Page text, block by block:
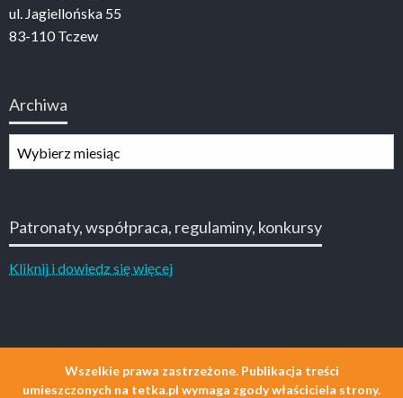
ul. Jagiellońska 55
83-110 Tczew
Archiwa
Patronaty, współpraca, regulaminy, konkursy
Kliknij i dowiedz się więcej
Wszelkie prawa zastrzeżone. Publikacja treści
umieszczonych na tetka.pl wymaga zgody właściciela strony.